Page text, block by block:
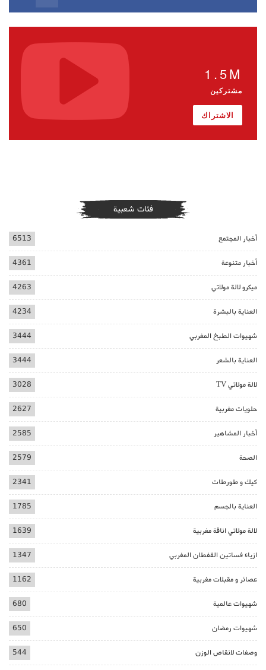
1.5M
مشتركين
الاشتراك
فئات شعبية
أخبار المجتمع 6513
أخبار متنوعة 4361
ميكرو لالة مولاتي 4263
العناية بالبشرة 4234
شهيوات الطبخ المغربي 3444
العناية بالشعر 3444
لالة مولاتي TV 3028
حلويات مغربية 2627
أخبار المشاهير 2585
الصحة 2579
كيك و طورطات 2341
العناية بالجسم 1785
لالة مولاتي اناقة مغربية 1639
ازياء فساتين القفطان المغربي 1347
عصائر و مقبلات مغربية 1162
شهيوات عالمية 680
شهيوات رمضان 650
وصفات لانقاص الوزن 544